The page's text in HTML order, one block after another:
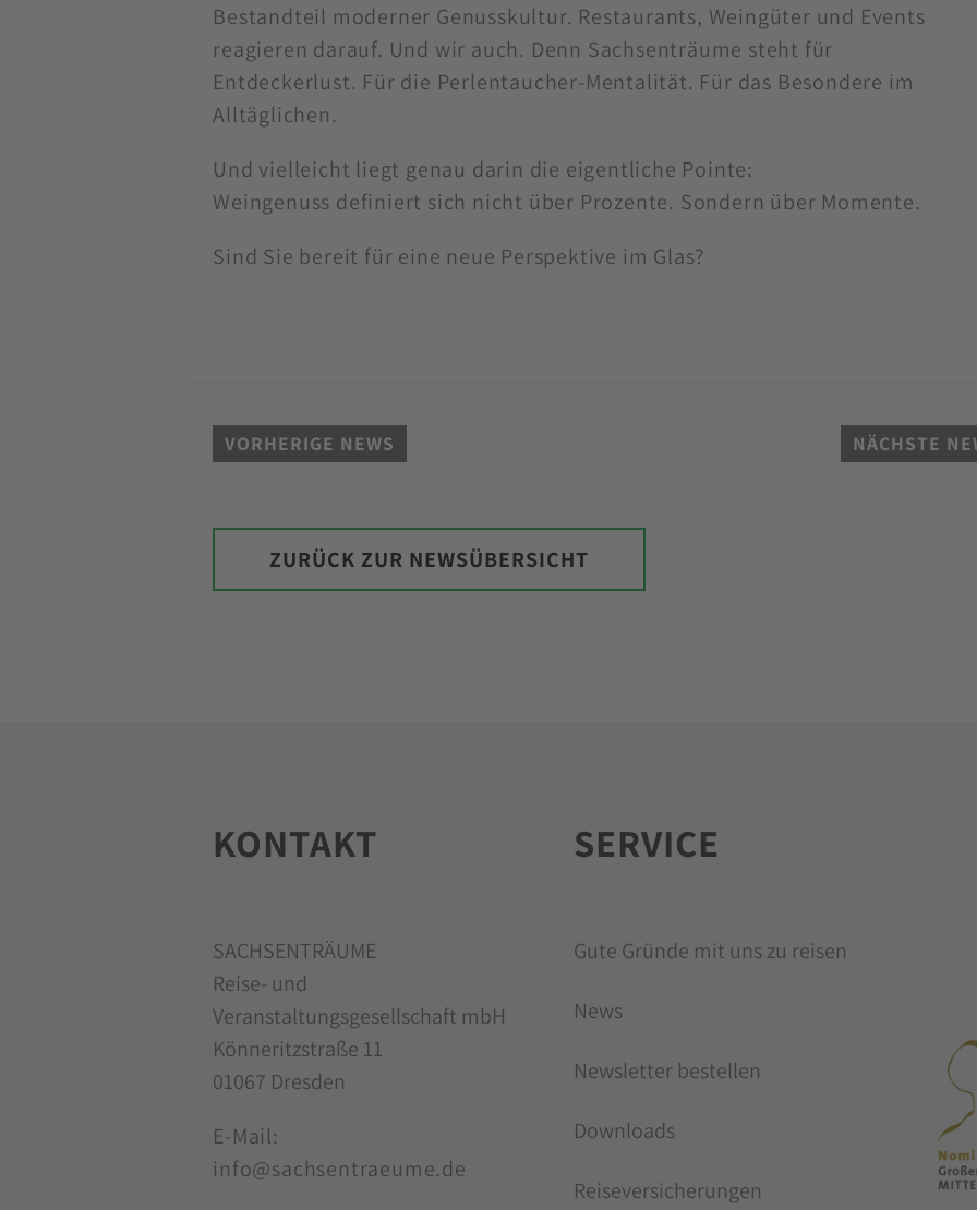
Bestandteil moderner Genusskultur. Restaurants, Weingüter und Events
reagieren darauf. Und wir auch. Denn Sachsenträume steht für
Entdeckerlust. Für die Perlentaucher-Mentalität. Für das Besondere im
Alltäglichen.
Und vielleicht liegt genau darin die eigentliche Pointe:
Weingenuss definiert sich nicht über Prozente. Sondern über Momente.
Sind Sie bereit für eine neue Perspektive im Glas?
VORHERIGE NEWS NÄCHSTE
ZURÜCK ZUR NEWSÜBERSICHT
KONTAKT
SACHSENTRÄUME
Reise- und
Veranstaltungsgesellschaft mbH
Könneritzstraße 11
01067 Dresden
E-Mail:
info@sachsentraeume.de
SERVICE
Gute Gründe mit uns zu reisen
News
Newsletter bestellen
Downloads
Reiseversicherungen